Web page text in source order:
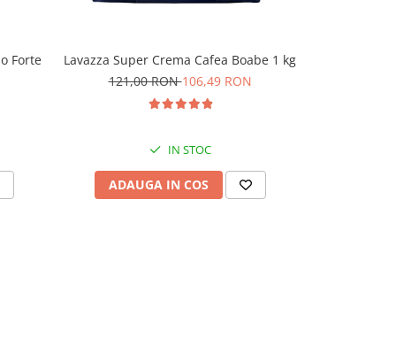
Forte
Lavazza Super Crema Cafea Boabe 1 kg
121,00 RON106,49 RON
IN STOC
ADAUGA IN COS